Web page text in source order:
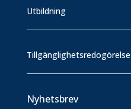
Utbildning
Tillgänglighetsredogörelse
Nyhetsbrev